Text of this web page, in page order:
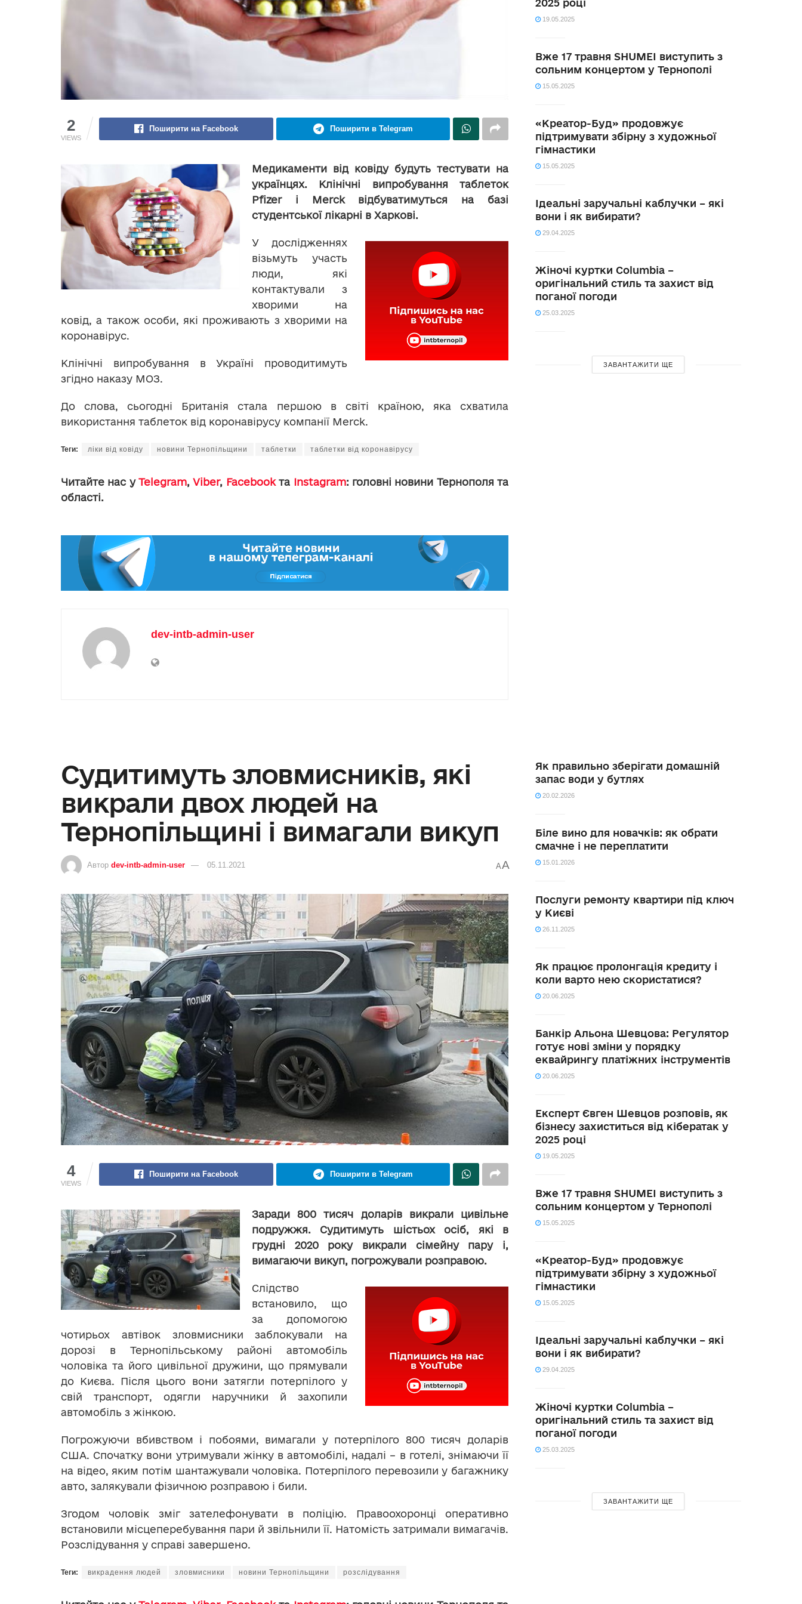
2
VIEWS
Поширити на Facebook Поширити в Telegram
Медикаменти від ковіду будуть тестувати на
українцях. Клінічні випробування таблеток
Pfizer і Merck відбуватимуться на базі
студентської лікарні в Харкові.
У дослідженнях
візьмуть участь
люди, які
контактували з
хворими на
ковід, а також особи, які проживають з хворими на
коронавірус.
Клінічні випробування в Україні проводитимуть
згідно наказу МОЗ.
До слова, сьогодні Британія стала першою в світі країною, яка схватила
використання таблеток від коронавірусу компанії Merck.
Теги: ліки від ковіду новини Тернопільщини таблетки таблетки від коронавірусу
Читайте нас уTelegram,Viber, Facebookта Instagram: головні новини Тернополя та
області.
dev-intb-admin-user
2025 році
19.05.2025
Вже 17 травня SHUMEI виступить з
сольним концертом у Тернополі
15.05.2025
«Креатор-Буд» продовжує
підтримувати збірну з художньої
гімнастики
15.05.2025
Ідеальні заручальні каблучки – які
вони і як вибирати?
29.04.2025
Жіночі куртки Columbia –
оригінальний стиль та захист від
поганої погоди
25.03.2025
ЗАВАНТАЖИТИ ЩЕ
Судитимуть зловмисників, які
викрали двох людей на
Тернопільщині і вимагали викуп
Автор dev-intb-admin-user 05.11.2021 AA
4
VIEWS
Поширити на Facebook Поширити в Telegram
Заради 800 тисяч доларів викрали цивільне
подружжя. Судитимуть шістьох осіб, які в
грудні 2020 року викрали сімейну пару і,
вимагаючи викуп, погрожували розправою.
Слідство
встановило, що
за допомогою
чотирьох автівок зловмисники заблокували на
дорозі в Тернопільському районі автомобіль
чоловіка та його цивільної дружини, що прямували
до Києва. Після цього вони затягли потерпілого у
свій транспорт, одягли наручники й захопили
автомобіль з жінкою.
Погрожуючи вбивством і побоями, вимагали у потерпілого 800 тисяч доларів
США. Спочатку вони утримували жінку в автомобілі, надалі – в готелі, знімаючи її
на відео, яким потім шантажували чоловіка. Потерпілого перевозили у багажнику
авто, залякували фізичною розправою і били.
Згодом чоловік зміг зателефонувати в поліцію. Правоохоронці оперативно
встановили місцеперебування пари й звільнили її. Натомість затримали вимагачів.
Розслідування у справі завершено.
Теги: викрадення людей зловмисники новини Тернопільщини розслідування
Як правильно зберігати домашній
запас води у бутлях
20.02.2026
Біле вино для новачків: як обрати
смачне і не переплатити
15.01.2026
Послуги ремонту квартири під ключ
у Києві
26.11.2025
Як працює пролонгація кредиту і
коли варто нею скористатися?
20.06.2025
Банкір Альона Шевцова: Регулятор
готує нові зміни у порядку
еквайрингу платіжних інструментів
20.06.2025
Експерт Євген Шевцов розповів, як
бізнесу захиститься від кібератак у
2025 році
19.05.2025
Вже 17 травня SHUMEI виступить з
сольним концертом у Тернополі
15.05.2025
«Креатор-Буд» продовжує
підтримувати збірну з художньої
гімнастики
15.05.2025
Ідеальні заручальні каблучки – які
вони і як вибирати?
29.04.2025
Жіночі куртки Columbia –
оригінальний стиль та захист від
поганої погоди
25.03.2025
ЗАВАНТАЖИТИ ЩЕ